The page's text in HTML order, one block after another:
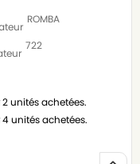
ROMBA
722
unités achetées.
unités achetées.